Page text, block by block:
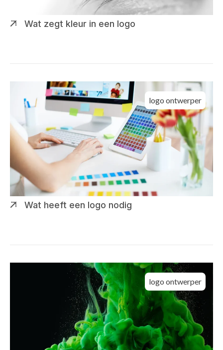
Wat zegt kleur in een logo
Wat heeft een logo nodig
logo ontwerper
logo ontwerper